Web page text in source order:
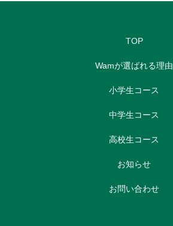
TOP
Wamが選ばれる理由
小学生コース
中学生コース
高校生コース
お知らせ
お問い合わせ